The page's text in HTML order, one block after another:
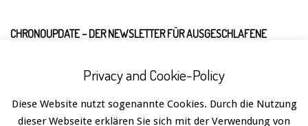
CHRONOUPDATE – DER NEWSLETTER FÜR AUSGESCHLAFENE
Privacy and Cookie-Policy
Diese Website nutzt sogenannte Cookies. Durch die Nutzung
dieser Webseite erklären Sie sich mit der Verwendung von